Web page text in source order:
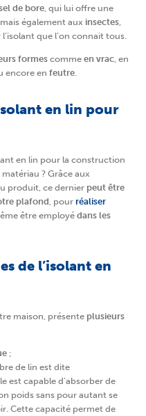
de bore , qui lui offre une
, mais également aux insectes
l’isolant que l’on connait tous.
formes comme en vrac , en
encore en feutre
en lin pour
en lin pour la construction
? Grâce aux
produit, ce dernier peut être
plafond , pour réaliser
être employé dans les
de l’isolant en
maison, présente plusieurs
;
de lin est dite
est capable d’absorber de
poids sans pour autant se
Cette capacité permet de